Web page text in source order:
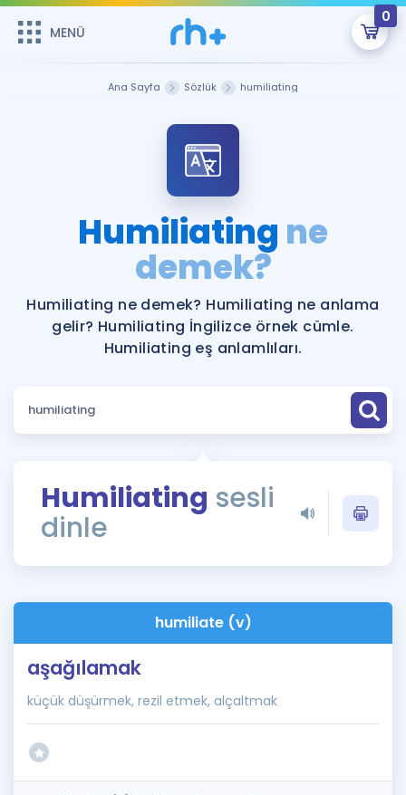
MENÜ
0
Şifremi Hatırlamıyorum
Sepetin Şu An Boş.
Remzi Hoca ile seni sınava hazırlayacak onlarca eğitim seni
bekliyor!
MENÜ
Katılımcı Görüşleri
Faydalı Araçlar
Ücretsiz Kaynaklar
Puan Hesaplama
ÖSYM Sınav Takvimi
Kampanyalar
İngilizce Gramer
İngilizce Gramer
Ana Sayfa Sözlük humiliating
Humiliating ne
demek?
Humiliating ne demek? Humiliating ne anlama
gelir? Humiliating İngilizce örnek cümle.
Humiliating eş anlamlıları.
Humiliating sesli
dinle
humiliate (v)
aşağılamak
küçük düşürmek, rezil etmek, alçaltmak